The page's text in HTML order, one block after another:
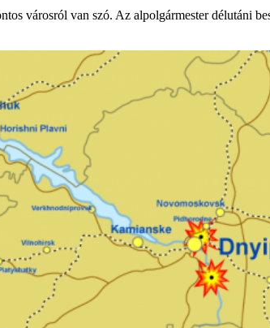
városról van szó. Az alpolgármester délutáni